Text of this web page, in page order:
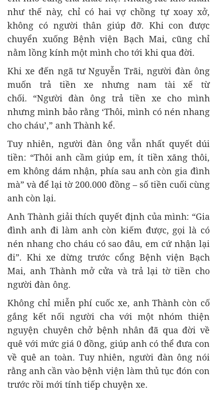
như thế này, chỉ có hai vợ chồng tự xoay xở,
không có người thân giúp đỡ. Khi con được
chuyển xuống Bệnh viện Bạch Mai, cũng chỉ
nằm lồng kính một mình cho tới khi qua đời.
Khi xe đến ngã tư Nguyễn Trãi, người đàn ông
muốn trả tiền xe nhưng nam tài xế từ
chối. “Người đàn ông trả tiền xe cho mình
nhưng mình bảo rằng ‘Thôi, mình có nén nhang
cho cháu’,” anh Thành kể.
Tuy nhiên, người đàn ông vẫn nhất quyết dúi
tiền: “Thôi anh cầm giúp em, ít tiền xăng thôi,
em không dám nhận, phía sau anh còn gia đình
mà” và để lại tờ 200.000 đồng – số tiền cuối cùng
anh còn lại.
Anh Thành giải thích quyết định của mình: “Gia
đình anh đi làm anh còn kiếm được, gọi là có
nén nhang cho cháu có sao đâu, em cứ nhận lại
đi”. Khi xe dừng trước cổng Bệnh viện Bạch
Mai, anh Thành mở cửa và trả lại tờ tiền cho
người đàn ông.
Không chỉ miễn phí cuốc xe, anh Thành còn cố
gắng kết nối người cha với một nhóm thiện
nguyện chuyên chở bệnh nhân đã qua đời về
quê với mức giá 0 đồng, giúp anh có thể đưa con
về quê an toàn. Tuy nhiên, người đàn ông nói
rằng anh cần vào bệnh viện làm thủ tục đón con
trước rồi mới tính tiếp chuyện xe.